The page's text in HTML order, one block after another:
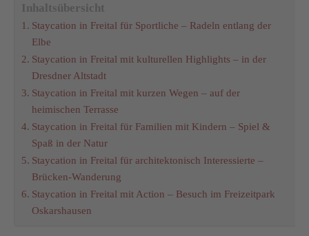
Inhaltsübersicht
Staycation in Freital für Sportliche – Radeln entlang der
Elbe
Staycation in Freital mit kulturellen Highlights – in der
Dresdner Altstadt
Staycation in Freital mit kurzen Wegen – auf der
heimischen Terrasse
Staycation in Freital für Familien mit Kindern – Spiel &
Spaß in der Natur
Staycation in Freital für architektonisch Interessierte –
Brücken-Wanderung
Staycation in Freital mit Action – Besuch im Freizeitpark
Oskarshausen